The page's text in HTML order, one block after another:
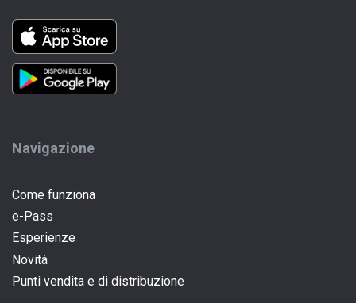
Navigazione
Come funziona
e-Pass
Esperienze
Novità
Punti vendita e di distribuzione